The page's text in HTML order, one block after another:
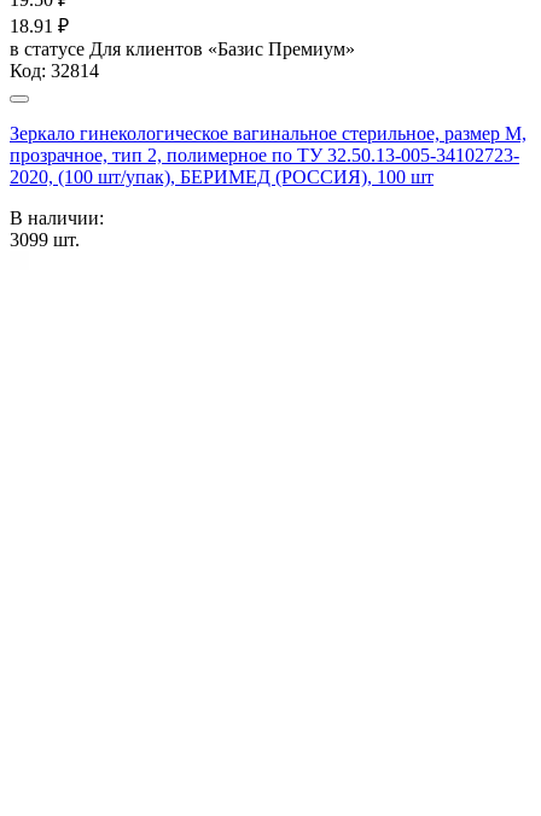
18.91 ₽
в статусе Для клиентов «Базис Премиум»
Код: 32814
Зеркало гинекологическое вагинальное стерильное, размер М,
прозрачное, тип 2, полимерное по ТУ 32.50.13-005-34102723-
2020, (100 шт/упак), БЕРИМЕД (РОССИЯ), 100 шт
В наличии:
3099 шт.